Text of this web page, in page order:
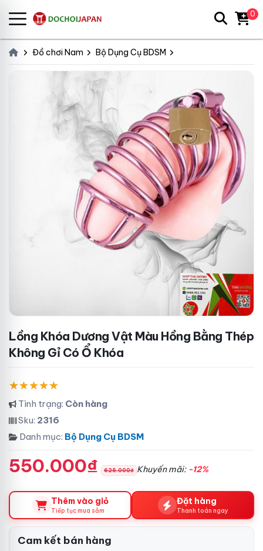
Đồ chơi Nam Bộ Dụng Cụ BDSM
Lồng Khóa Dương Vật Màu Hồng Bằng Thép
Không Gỉ Có Ổ Khóa
Tình trạng: Còn hàng
Sku: 2316
Danh mục: Bộ Dụng Cụ BDSM
550.000₫ 625.000₫ Khuyến mãi: -12%
Thêm vào giỏ
Tiếp tục mua sắm
Đặt hàng
Thanh toán ngay
Cam kết bán hàng
0